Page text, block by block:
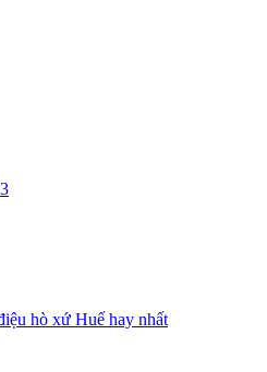
hò xứ Huế hay nhất